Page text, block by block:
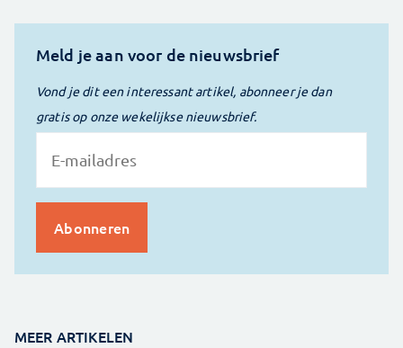
Meld je aan voor de nieuwsbrief
Vond je dit een interessant artikel, abonneer je dan
gratis op onze wekelijkse nieuwsbrief.
MEER ARTIKELEN